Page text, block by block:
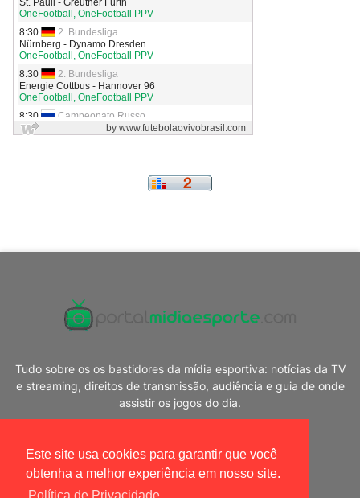
Este site usa cookies para garantir que você
obtenha a melhor experiência em nosso site.
Tudo sobre os os bastidores da mídia esportiva: notícias da TV
e streaming, direitos de transmissão, audiência e guia de onde
assistir os jogos do dia.